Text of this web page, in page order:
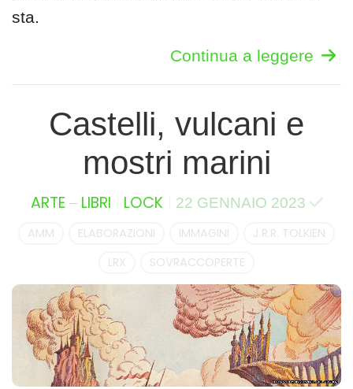
sta.
Continua a leggere
Castelli, vulcani e
mostri marini
ARTE– LIBRI LOCK 22 GENNAIO 2023
AMM ELABORAZIONI IMMAGINI
J.R.R. TOLKIEN
LRX
SOVRACCOPERTE